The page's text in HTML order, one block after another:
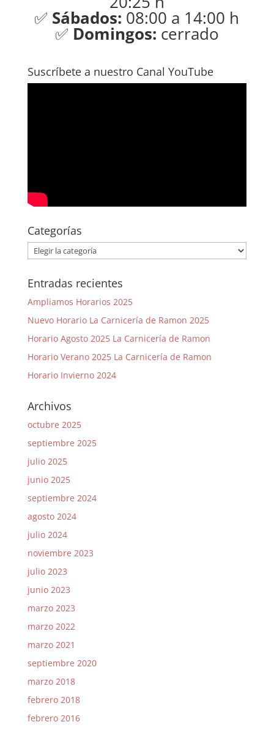
✅ Sábados: 08:00 a 14:00 h
✅ Domingos: cerrado
Suscríbete a nuestro Canal YouTube
Categorías
Categorías
Entradas recientes
Ampliamos Horarios 2025
Nuevo Horario La Carnicería de Ramon 2025
Horario Agosto 2025 La Carnicería de Ramon
Horario Verano 2025 La Carnicería de Ramon
Horario Invierno 2024
Archivos
octubre 2025
septiembre 2025
julio 2025
junio 2025
septiembre 2024
agosto 2024
julio 2024
noviembre 2023
julio 2023
junio 2023
marzo 2023
marzo 2022
marzo 2021
septiembre 2020
marzo 2018
febrero 2018
febrero 2016